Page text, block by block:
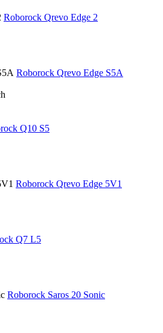
Roborock Qrevo Edge 2
Roborock Qrevo Edge S5A
Q10 S5
Roborock Qrevo Edge 5V1
Q7 L5
Roborock Saros 20 Sonic